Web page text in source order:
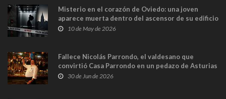
Misterio en el corazón de Oviedo: una joven
aparece muerta dentro del ascensor de su edificio
y las cámaras captan sus últimos minutos
10 de May de 2026
Fallece Nicolás Parrondo, el valdesano que
convirtió Casa Parrondo en un pedazo de Asturias
en Madrid
30 de Jun de 2026